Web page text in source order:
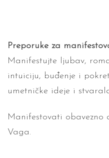
Preporuke za
Manifestujte ljubav,
intuiciju, buđenje i
umetničke ideje i
Manifestovati obavezno
Vaga.